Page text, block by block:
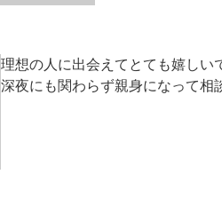
理想の人に出会えてとても嬉しい
深夜にも関わらず親身になって相